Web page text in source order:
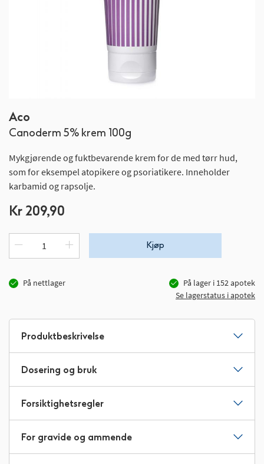
Aco
Canoderm 5% krem 100g
Mykgjørende og fuktbevarende krem for de med tørr hud,
som for eksempel atopikere og psoriatikere. Inneholder
karbamid og rapsolje.
Kr 209,90
Kjøp
På nettlager På lager i 152apotek
Se lagerstatus i apotek
til
begynnelsen
bildegalleri
Produktbeskrivelse
Dosering og bruk
Forsiktighetsregler
For gravide og ammende